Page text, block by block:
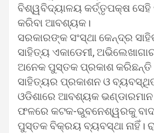
ବିଶ୍ୱବିଦ୍ୟାଳୟ କର୍ତ୍ତୃପକ୍ଷ
କରିବା ଆବଶ୍ୟକ।
ସରକାରଙ୍କ ସଂସ୍ଥା କେନ୍ଦ୍ର
ସାହିତ୍ୟ ଏକାଡେମୀ,
ଅନେକ ପୁସ୍ତକ ପ୍ରକାଶ
ସାହିତ୍ୟର ପ୍ରକାଶନ ଓ
ଓଡିଶାରେ ଆବଶ୍ୟକ ଭଣ୍ଡାରମାନ
ଫଳରେ କଟକ-ଭୁବନେଶ୍ୱରକୁ
ପୁସ୍ତକ ବିକ୍ରୟ ବ୍ୟବସ୍ଥା ନାହିଁ।